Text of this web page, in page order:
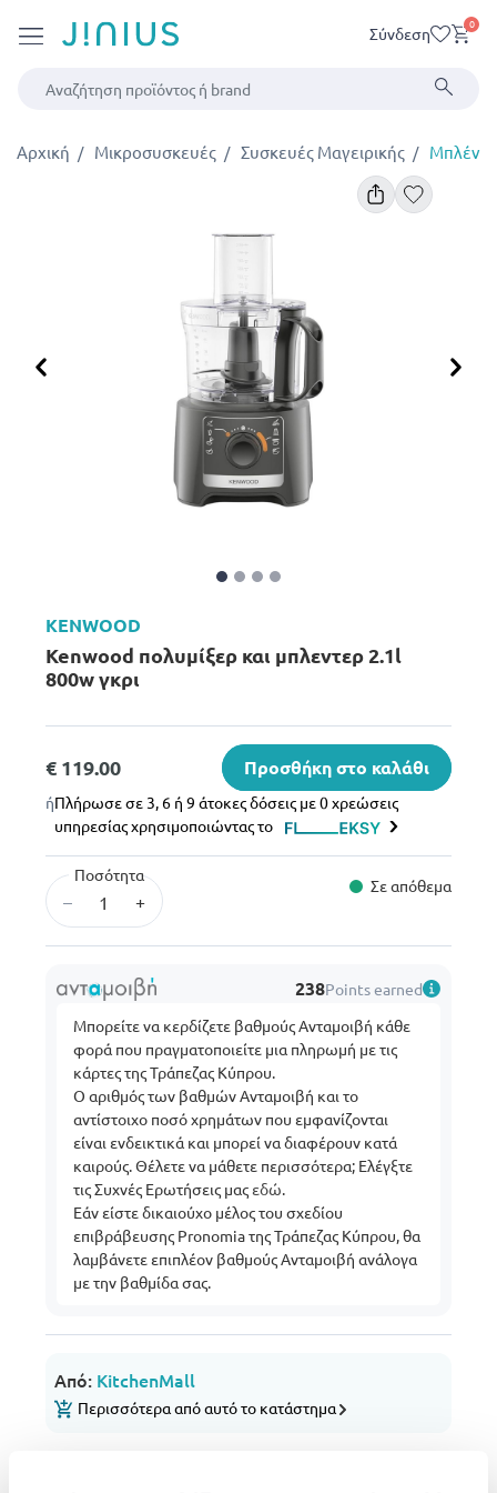
Σύνδεση 0
Αρχική Μικροσυσκευές Συσκευές Μαγειρικής
Προηγούμενο
KENWOOD
Kenwood πολυμίξερ και μπλεντερ 2.1l
800w γκρι
€ 119.00 Προσθήκη στο καλάθι
ήΠλήρωσε σε 3, 6 ή 9 άτοκες δόσεις με 0 χρεώσεις
υπηρεσίας χρησιμοποιώντας το
Ποσότητα
– +
Σε απόθεμα
238Points earned
Μπορείτε να κερδίζετε βαθμούς Ανταμοιβή κάθε
φορά που πραγματοποιείτε μια πληρωμή με τις
κάρτες της Τράπεζας Κύπρου.
Ο αριθμός των βαθμών Ανταμοιβή και το
αντίστοιχο ποσό χρημάτων που εμφανίζονται
είναι ενδεικτικά και μπορεί να διαφέρουν κατά
καιρούς. Θέλετε να μάθετε περισσότερα; Ελέγξτε
τις Συχνές Ερωτήσεις μαςεδώ.
Εάν είστε δικαιούχο μέλος του σχεδίου
επιβράβευσης Pronomia της Τράπεζας Κύπρου, θα
λαμβάνετε επιπλέον βαθμούς Ανταμοιβή ανάλογα
με την βαθμίδα σας.
Από: KitchenMall
Περισσότερα από αυτό το κατάστημα